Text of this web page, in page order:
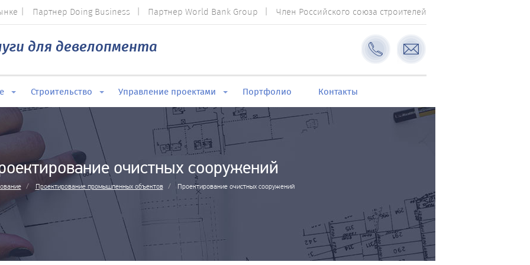
Партнер Doing Business Партнер World Bank Group Член Российского союза строителей
для девелопмента
Строительство Управление проектами Портфолио Контакты
очистных сооружений
Проектирование промышленных объектов Проектирование очистных сооружений